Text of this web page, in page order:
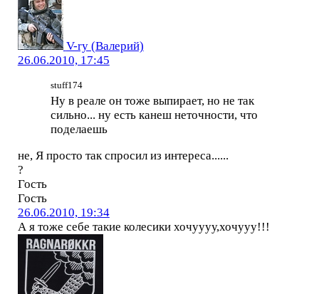
V-ry (Валерий)
26.06.2010, 17:45
stuff174
Ну в реале он тоже выпирает, но не так
сильно... ну есть канеш неточности, что
поделаешь
не, Я просто так спросил из интереса......
?
Гость
Гость
26.06.2010, 19:34
А я тоже себе такие колесики хочуууу,хочууу!!!